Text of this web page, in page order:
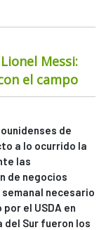
Messi:
el campo
de
a lo ocurrido la
las
de negocios
necesario
el USDA en
del Sur fueron los